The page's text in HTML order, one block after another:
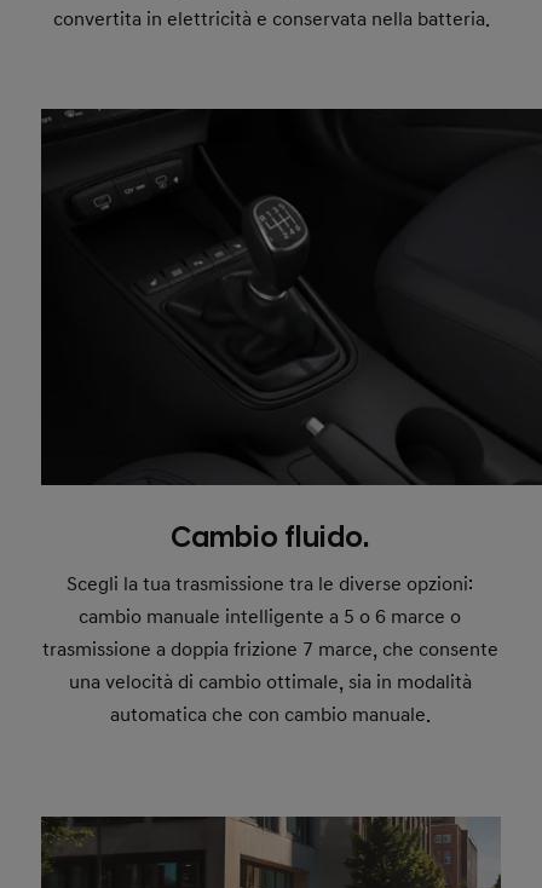
convertita in elettricità e conservata nella batteria.
Cambio fluido.
Scegli la tua trasmissione tra le diverse opzioni:
cambio manuale intelligente a 5 o 6 marce o
trasmissione a doppia frizione 7 marce, che consente
una velocità di cambio ottimale, sia in modalità
automatica che con cambio manuale.